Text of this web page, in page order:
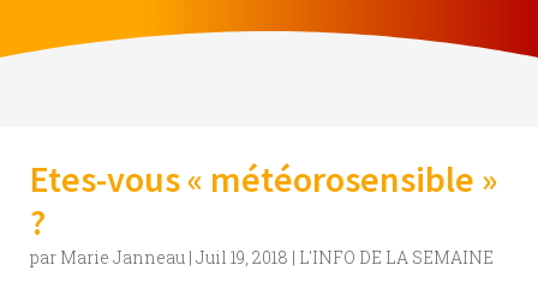
Etes-vous « météorosensible »
?
par Marie Janneau | Juil 19, 2018 | L'INFO DE LA SEMAINE